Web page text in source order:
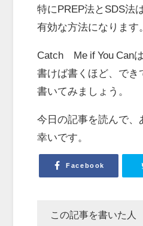
特にPREP法とSDS法
有効な方法になります
Catch Me if You Can
書けば書くほど、でき
書いてみましょう。
今日の記事を読んで、
幸いです。
Facebook
この記事を書いた人